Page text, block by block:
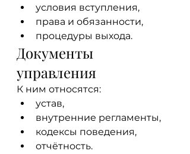
условия вступления,
права и обязанности,
процедуры выхода.
Документы
управления
К ним относятся:
устав,
внутренние регламенты,
кодексы поведения,
отчётность.